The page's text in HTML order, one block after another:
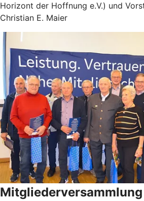
Horizont der Hoffnung e.V.) und
Christian E. Maier
Mitgliederversammlung